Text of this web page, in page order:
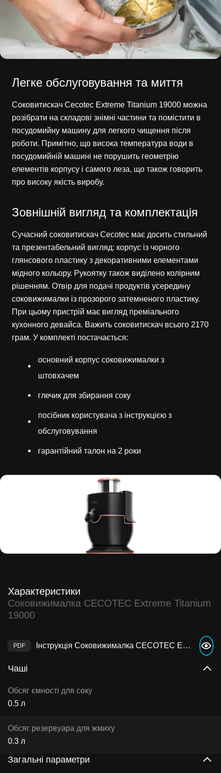
Легке обслуговування та миття
Соковитискач Cecotec Extreme Titanium 19000 можна
розібрати на складові знімні частини та помістити в
посудомийну машину для легкого чищення після
роботи. Примітно, що висока температура води в
посудомийній машині не порушить геометрію
елементів корпусу і самого леза, що також говорить
про високу якість виробу.
Зовнішній вигляд та комплектація
Сучасний соковитискач Cecotec має досить стильний
та презентабельний вигляд: корпус із чорного
глянсового пластику з декоративними елементами
мідного кольору. Рукоятку також виділено колірним
рішенням. Отвір для подачі продуктів усередину
соковижималки із прозорого затемненого пластику.
При цьому пристрій має вигляд преміального
кухонного девайса. Важить соковитискач всього 2170
грам. У комплекті постачається:
основний корпус соковижималки з
штовхачем
глечик для збирання соку
посібник користувача з інструкцією з
обслуговування
гарантійний талон на 2 роки
Характеристики
Соковижималка CECOTEC Extreme Titanium
19000
Інструкція Соковижималка CECOTEC Extreme Titanium 19000
Чаші
Обсяг ємності для соку
0.5 л
Обсяг резервуара для жмиху
0.3 л
Загальні параметри